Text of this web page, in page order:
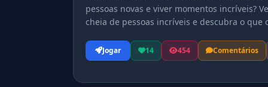
pessoas novas e viver momentos incríveis?
cheia de pessoas incríveis e descubra o
Jogar 14 454 Comentários